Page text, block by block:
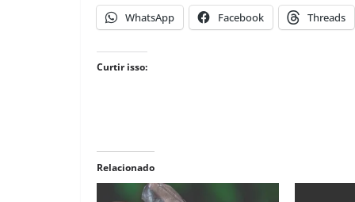
WhatsApp Facebook Threads
Curtir isso:
Relacionado